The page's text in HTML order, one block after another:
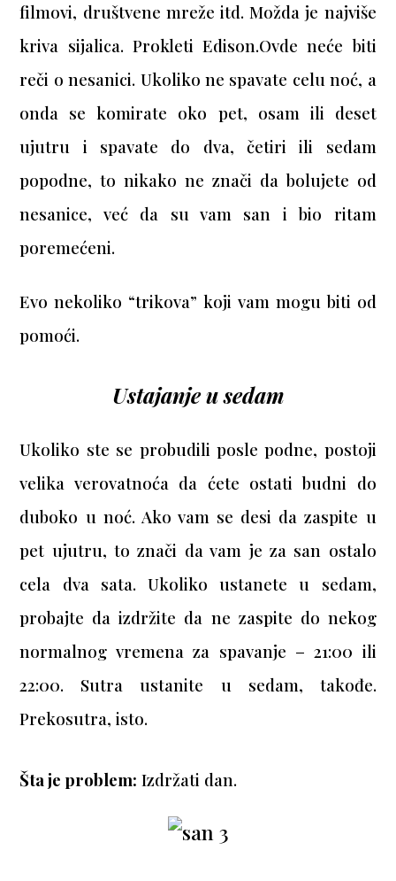
filmovi, društvene mreže itd. Možda je najviše
kriva sijalica. Prokleti Edison.Ovde neće biti
reči o nesanici. Ukoliko ne spavate celu noć, a
onda se komirate oko pet, osam ili deset
ujutru i spavate do dva, četiri ili sedam
popodne, to nikako ne znači da bolujete od
nesanice, već da su vam san i bio ritam
poremećeni.
Evo nekoliko “trikova” koji vam mogu biti od
pomoći.
Ustajanje u sedam
Ukoliko ste se probudili posle podne, postoji
velika verovatnoća da ćete ostati budni do
duboko u noć. Ako vam se desi da zaspite u
pet ujutru, to znači da vam je za san ostalo
cela dva sata. Ukoliko ustanete u sedam,
probajte da izdržite da ne zaspite do nekog
normalnog vremena za spavanje – 21:00 ili
22:00. Sutra ustanite u sedam, takođe.
Prekosutra, isto.
Šta je problem: Izdržati dan.